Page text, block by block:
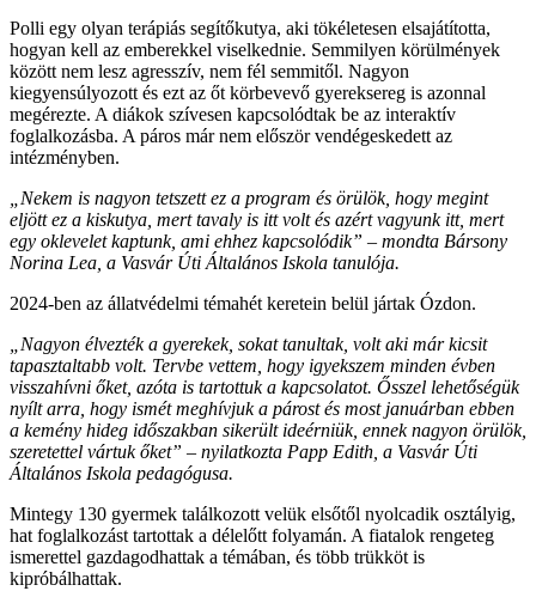
Polli egy olyan terápiás segítőkutya, aki tökéletesen elsajátította,
hogyan kell az emberekkel viselkednie. Semmilyen körülmények
között nem lesz agresszív, nem fél semmitől. Nagyon
kiegyensúlyozott és ezt az őt körbevevő gyereksereg is azonnal
megérezte. A diákok szívesen kapcsolódtak be az interaktív
foglalkozásba. A páros már nem először vendégeskedett az
intézményben.
„Nekem is nagyon tetszett ez a program és örülök, hogy megint
eljött ez a kiskutya, mert tavaly is itt volt és azért vagyunk itt, mert
egy oklevelet kaptunk, ami ehhez kapcsolódik” – mondta Bársony
Norina Lea, a Vasvár Úti Általános Iskola tanulója.
2024-ben az állatvédelmi témahét keretein belül jártak Ózdon.
„Nagyon élvezték a gyerekek, sokat tanultak, volt aki már kicsit
tapasztaltabb volt. Tervbe vettem, hogy igyekszem minden évben
visszahívni őket, azóta is tartottuk a kapcsolatot. Ősszel lehetőségük
nyílt arra, hogy ismét meghívjuk a párost és most januárban ebben
a kemény hideg időszakban sikerült ideérniük, ennek nagyon örülök,
szeretettel vártuk őket” – nyilatkozta Papp Edith, a Vasvár Úti
Általános Iskola pedagógusa.
Mintegy 130 gyermek találkozott velük elsőtől nyolcadik osztályig,
hat foglalkozást tartottak a délelőtt folyamán. A fiatalok rengeteg
ismerettel gazdagodhattak a témában, és több trükköt is
kipróbálhattak.